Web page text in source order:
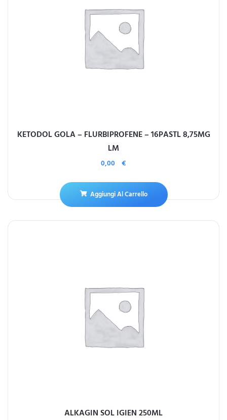
KETODOL GOLA – FLURBIPROFENE – 16PASTL 8,75MG
LM
0,00 €
Aggiungi Al Carrello
ALKAGIN SOL IGIEN 250ML